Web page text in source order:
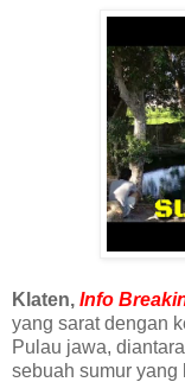
Klaten, Info
yang sarat dengan
Pulau jawa,
sebuah sumur